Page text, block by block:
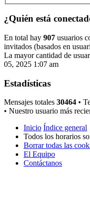
¿Quién está
En total hay 907 usuarios
invitados (basados en
La mayor cantidad de
05, 2025 1:07 am
Estadísticas
Mensajes totales 30464 •
• Nuestro usuario más
Inicio Índice general
Todos los horarios
Borrar todas las
El Equipo
Contáctanos